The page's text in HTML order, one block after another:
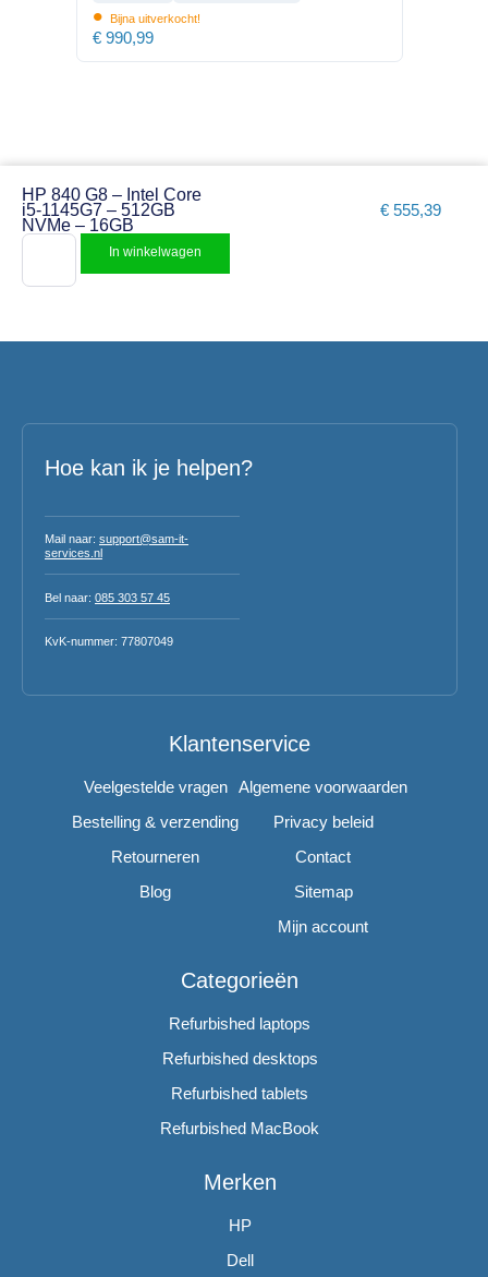
• Bijna uitverkocht!
€ 990,99
HP 840 G8 – Intel Core
i5-1145G7 – 512GB
NVMe – 16GB
€ 555,39
In winkelwagen
Hoe kan ik je helpen?
Mail naar: support@sam-it-
services.nl
Bel naar: 085 303 57 45
KvK-nummer: 77807049
Klantenservice
Veelgestelde vragen
Bestelling & verzending
Retourneren
Blog
Algemene voorwaarden
Privacy beleid
Contact
Sitemap
Mijn account
Categorieën
Refurbished laptops
Refurbished desktops
Refurbished tablets
Refurbished MacBook
Merken
HP
Dell